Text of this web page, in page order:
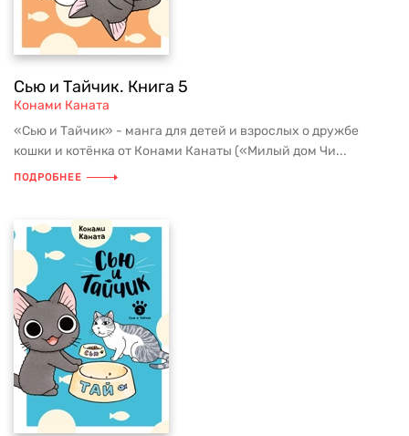
Сью и Тайчик. Книга 5
Конами Каната
«Сью и Тайчик» - манга для детей и взрослых о дружбе
кошки и котёнка от Конами Канаты («Милый дом Чи...
ПОДРОБНЕЕ